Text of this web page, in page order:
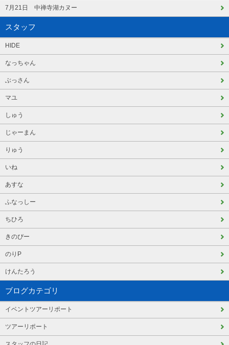
7月21日 中禅寺湖カヌー
スタッフ
HIDE
なっちゃん
ぶっさん
マユ
しゅう
じゃーまん
りゅう
いね
あすな
ふなっしー
ちひろ
きのぴー
のりP
けんたろう
ブログカテゴリ
イベントツアーリポート
ツアーリポート